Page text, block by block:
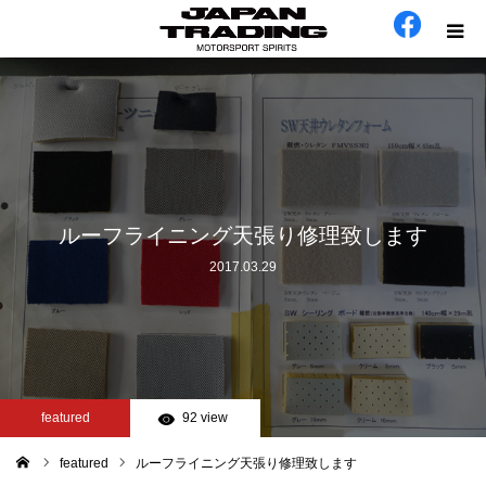
ルーフライニング天張り修理致します
2017.03.29
featured 92 view
featured ルーフライニング天張り修理致します
ホーム
在庫車
会社概要
工場日誌
お問い合わせ